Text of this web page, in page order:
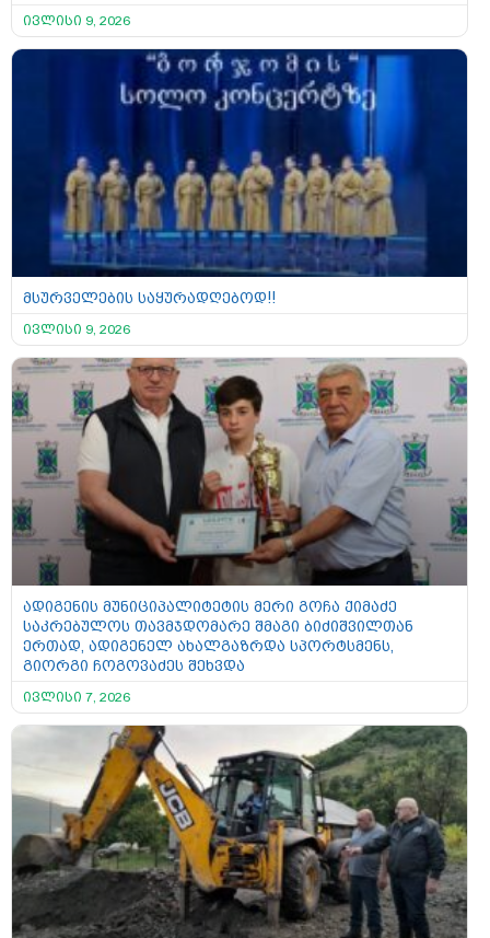
ივლისი 9, 2026
მსურველების საყურადღებოდ!!
ივლისი 9, 2026
ადიგენის მუნიციპალიტეტის მერი გოჩა ქიმაძე
საკრებულოს თავმჯდომარე შმაგი ბიძიშვილთან
ერთად, ადიგენელ ახალგაზრდა სპორტსმენს,
გიორგი ჩოგოვაძეს შეხვდა
ივლისი 7, 2026